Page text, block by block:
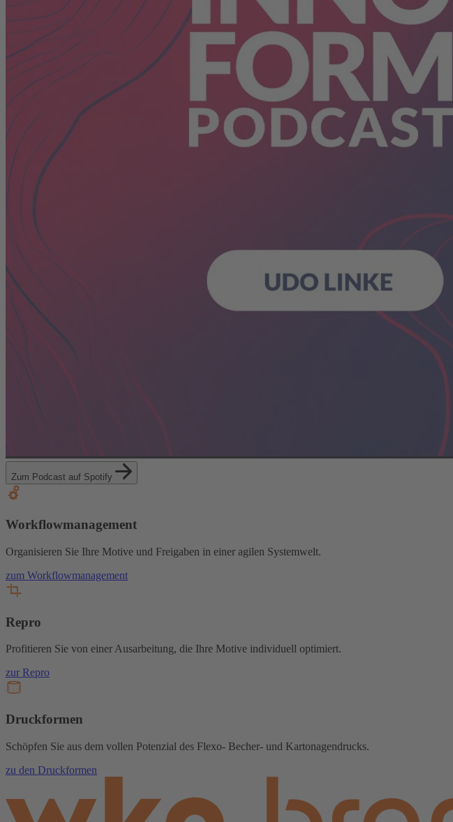
Zum Podcast auf Spotify
Workflowmanagement
Organisieren Sie Ihre Motive und Freigaben in einer agilen Systemwelt.
zum Workflowmanagement
Repro
Profitieren Sie von einer Ausarbeitung, die Ihre Motive individuell optimiert.
zur Repro
Druckformen
Schöpfen Sie aus dem vollen Potenzial des Flexo- Becher- und Kartonagendrucks.
zu den Druckformen